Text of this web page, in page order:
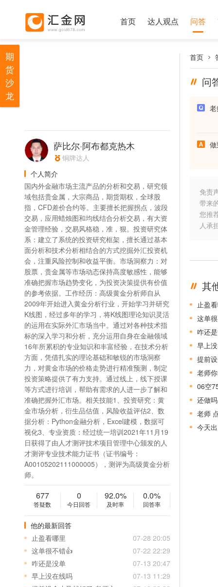
首页 达人观点 问答
萨比尔·阿布都克热木
铜牌达人
个人简介
国内外金融市场主流产品的分析和交易，研究领
域包括贵金属，大宗商品，期货期权，全球股
指，CFD差价合约等。主要擅长把握拐点，波段
交易，应用蜡烛图和均线结合分析交易，有大资
金管理经验，交易风格稳，准，狠。投资研究体
系：建立了系统的投资研究框架，擅长通过基本
面分析和技术分析相结合的方式挖掘外汇投资机
会，注重风险控制和收益平衡。市场洞察力：对
股票，贵金属等市场动态保持高度敏感性，能够
准确把握市场趋势变化，为投资决策提供有价值
的参考依据。工作经历：高级黄金分析师自从
2009年开始进入黄金分析行业，开始学习并研究
K线图，经过多年的学习，将K线图理论知识灵活
的运用在实际外汇市场当中。通过对各种技术指
标的深入学习和分析，充分运用自身在金融领域
16年所累积的专业知识和丰富经验，在技术分析
方面，凭借扎实的理论基础和敏锐的市场洞察
力，对黄金市场的价格走势进行精准预测，制定
投资策略提供了有力支持。通过线上，线下授课
等方式进行培训，帮助有需求的人进一步了解和
准确把握外汇市场。相关技能1、投资研究：黄
金市场分析，衍生品估值，风险收益评估2、数
据分析：Python金融分析，Excel建模，数据可
视化3、专业资质：经过统一培训2021年11月19
日获得了由人才测评技术项目管理中心颁发的人
才测评专业技术能力证书（证书编号：
A00105202111000005），测评为高级黄金分析
师。
677
答疑数
0
今日回答
92.0%
及时率
0.0%
回答率
他的最新回答
止盈看哪里
07-28 20:05
这单很不错👍
07-22 22:29
咋还是没单
07-13 20:47
早上没在线吗
07-13 11:29
首页
问
免责
带来
您推
人承
其
止盈
这单
咋还
早上
提前
老师
06空
还做吗
老师
今天
期
货
沙
龙